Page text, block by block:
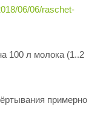
06/06/raschet-
100 л молока (1..2
примерно